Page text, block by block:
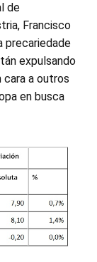
de
Francisco
precariedade
expulsando
cara a outros
en busca